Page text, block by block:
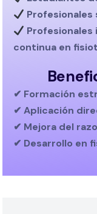
Profesionales
Profesionales
continua en
✔ Formación
✔ Aplicación
✔ Mejora del
✔ Desarrollo en